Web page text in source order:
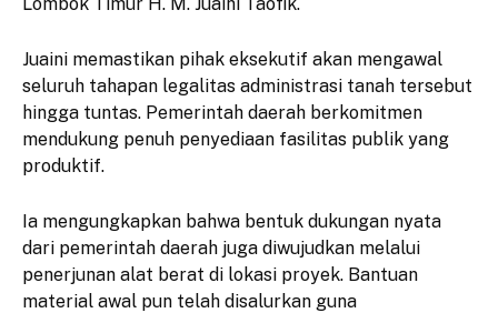
Juaini memastikan pihak eksekutif akan mengawal
seluruh tahapan legalitas administrasi tanah tersebut
hingga tuntas. Pemerintah daerah berkomitmen
mendukung penuh penyediaan fasilitas publik yang
produktif.
Ia mengungkapkan bahwa bentuk dukungan nyata
dari pemerintah daerah juga diwujudkan melalui
penerjunan alat berat di lokasi proyek. Bantuan
material awal pun telah disalurkan guna